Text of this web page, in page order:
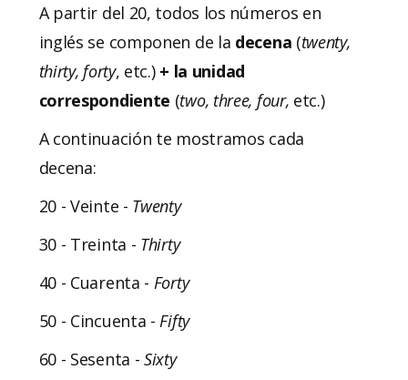
A partir del 20, todos los números en
inglés se componen de la decena (twenty,
thirty, forty, etc.)+ la unidad
correspondiente (two, three, four, etc.)
A continuación te mostramos cada
decena:
20 - Veinte - Twenty
30 - Treinta - Thirty
40 - Cuarenta - Forty
50 - Cincuenta - Fifty
60 - Sesenta -Sixty